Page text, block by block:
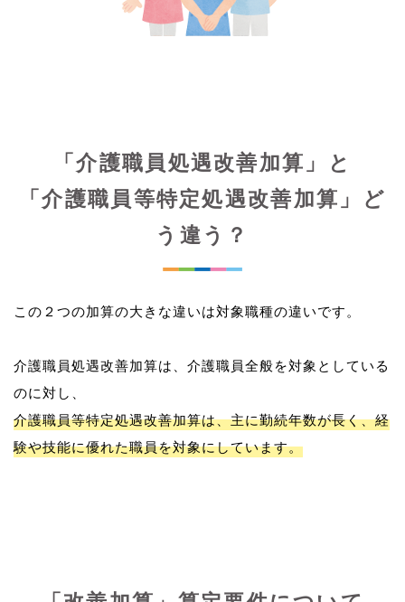
「介護職員処遇改善加算」と
「介護職員等特定処遇改善加算」ど
う違う？
この２つの加算の大きな違いは対象職種の違いです。
介護職員処遇改善加算は、介護職員全般を対象としている
介護職員等特定処遇改善加算は、主に勤続年数が長く、経
験や技能に優れた職員を対象にしています。